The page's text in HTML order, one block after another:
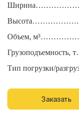
Объем,
Тип погрузки/
Заказать